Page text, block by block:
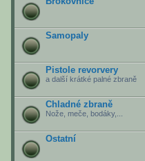
Samopaly
Pistole revorvery
a další krátké palné zbraně
Chladné zbraně
Nože, meče, bodáky,...
Ostatní